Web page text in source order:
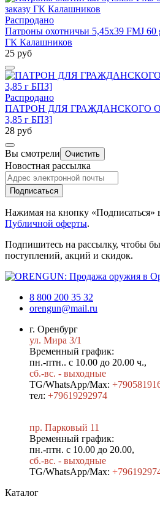
Распродано
Патроны охотничьи 5,45x39 FMJ 60
ГК Калашников
25 руб
Распродано
ПАТРОН ДЛЯ ГРАЖДАНСКОГО
3,85 г БПЗ]
28 руб
Вы смотрели Очистить
Новостная рассылка
Подписаться
Нажимая на кнопку «Подписаться»
Публичной оферты.
Подпишитесь на рассылку, чтобы
поступлений, акций и скидок.
8 800 200 35 32
orengun@mail.ru
г. Оренбург
ул. Мира 3/1
Временный график:
пн.-птн.. с 10.00 до 20.00 ч.,
сб.-вс. - выходные
TG/WhatsApp/Max:
тел: +79619292974
пр. Парковый 11
Временный график:
пн.-птн. с 10.00 до 20.00,
сб.-вс. - выходные
TG/WhatsApp/Max: +7
Каталог